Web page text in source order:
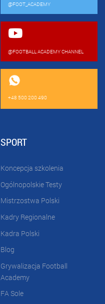
@FOOT_ACADEMY
@FOOTBALL ACADEMY CHANNEL
+48 500 200 490
SPORT
Koncepcja szkolenia
Ogólnopolskie Testy
Mistrzostwa Polski
Kadry Regionalne
Kadra Polski
Blog
Grywalizacja Football
Academy
FA Sole